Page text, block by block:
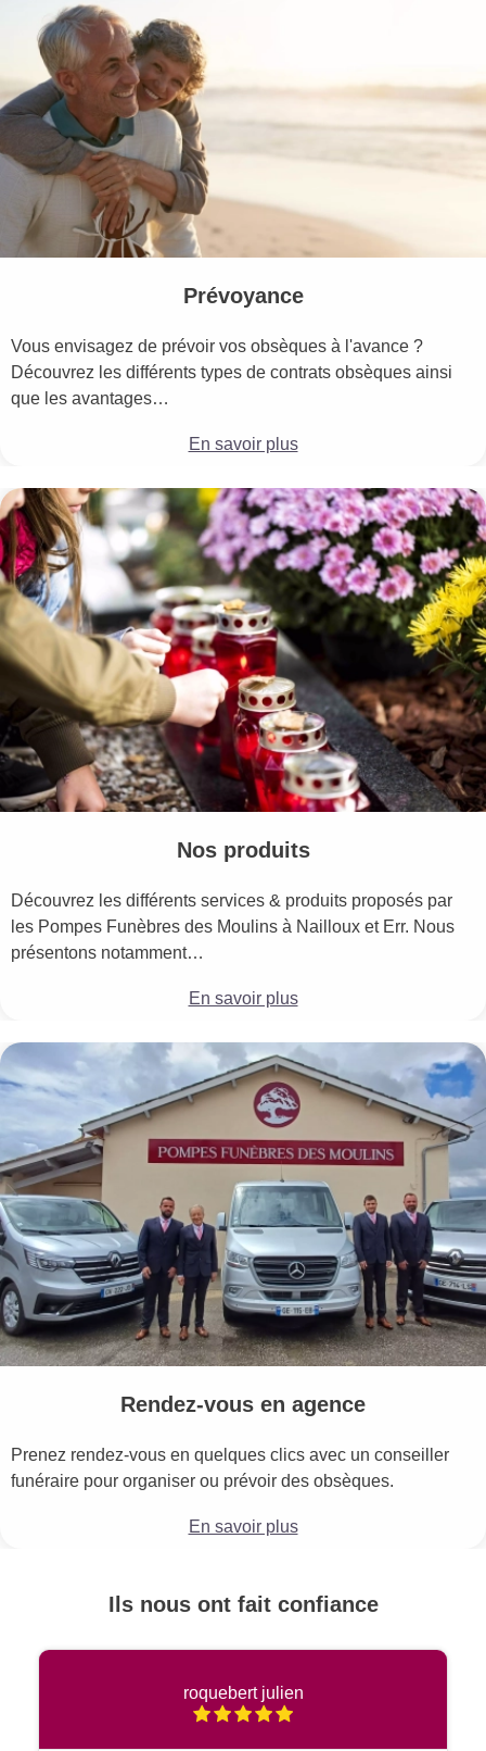
Prévoyance
Vous envisagez de prévoir vos obsèques à l'avance ?
Découvrez les différents types de contrats obsèques ainsi
que les avantages…
En savoir plus
Nos produits
Découvrez les différents services & produits proposés par
les Pompes Funèbres des Moulins à Nailloux et Err. Nous
présentons notamment…
En savoir plus
Rendez-vous en agence
Prenez rendez-vous en quelques clics avec un conseiller
funéraire pour organiser ou prévoir des obsèques.
En savoir plus
Ils nous ont fait confiance
roquebert julien